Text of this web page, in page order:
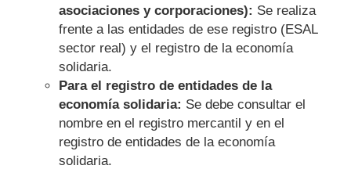
asociaciones y corporaciones): Se realiza
frente a las entidades de ese registro (ESAL
sector real) y el registro de la economía
solidaria.
Para el registro de entidades de la
economía solidaria: Se debe consultar el
nombre en el registro mercantil y en el
registro de entidades de la economía
solidaria.